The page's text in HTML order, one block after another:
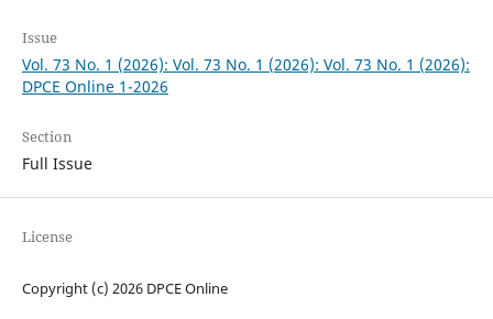
Issue
Vol. 73 No. 1 (2026): Vol. 73 No. 1 (2026): Vol. 73 No. 1 (2026):
DPCE Online 1-2026
Section
Full Issue
License
Copyright (c) 2026 DPCE Online